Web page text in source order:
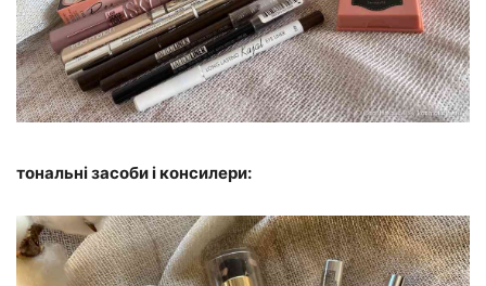
тональні засоби і консилери: